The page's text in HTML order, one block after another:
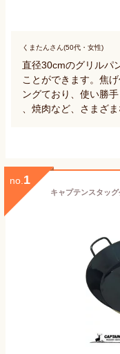
くまたんさん(50代・女性)
直径30cmのグリルパ
ことができます。焦
ングており、使い勝
、焼肉など、さまざ
no. 1